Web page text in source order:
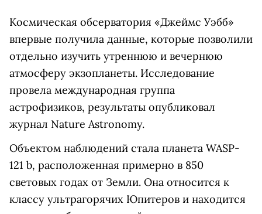
Космическая обсерватория «Джеймс Уэбб»
впервые получила данные, которые позволили
отдельно изучить утреннюю и вечернюю
атмосферу экзопланеты. Исследование
провела международная группа
астрофизиков, результаты опубликовал
журнал Nature Astronomy.
Объектом наблюдений стала планета WASP-
121 b, расположенная примерно в 850
световых годах от Земли. Она относится к
классу ультрагорячих Юпитеров и находится